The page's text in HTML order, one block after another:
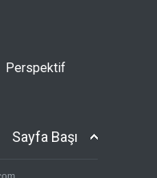
solcu Petro'nun
sağcı Espriella'yı
Perspektif
Sayfa Başı